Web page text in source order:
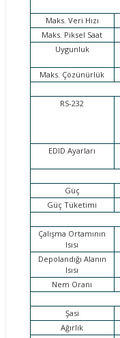
Maks. Veri Hızı
Maks. Piksel Saat
Uygunluk
Maks. Çözünürlük
RS-232
EDID Ayarları
Güç
Güç Tüketimi
Çalışma Ortamının
Isısı
Depolandığı Alanın
Isısı
Nem Oranı
Şasi
Ağırlık